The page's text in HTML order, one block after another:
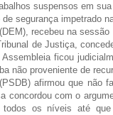
suspensos em
segurança impetrado
recebeu na
de Justiça,
ficou
não proveniente de
afirmou que não
concordou com o
todos os níveis até